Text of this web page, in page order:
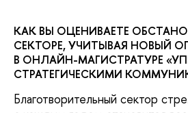
КАК ВЫ ОЦЕНИВАЕТЕ
СЕКТОРЕ, УЧИТЫВАЯ НОВЫЙ
В ОНЛАЙН-МАГИСТРАТУРЕ
СТРАТЕГИЧЕСКИМИ
Благотворительный сектор